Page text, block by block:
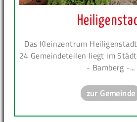
Das Kleinzentrum
24 Gemeindeteilen liegt im
- Bamberg -...
zur Gemeinde